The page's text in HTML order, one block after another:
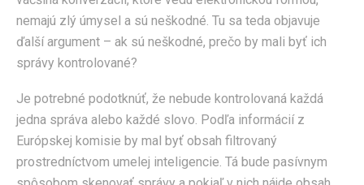
nemajú zlý úmysel a sú neškodné. Tu sa teda objavuje
ďalší argument – ak sú neškodné, prečo by mali byť ich
správy kontrolované?
Je potrebné podotknúť, že nebude kontrolovaná každá
jedna správa alebo každé slovo. Podľa informácií z
Európskej komisie by mal byť obsah filtrovaný
prostredníctvom umelej inteligencie. Tá bude pasívnym